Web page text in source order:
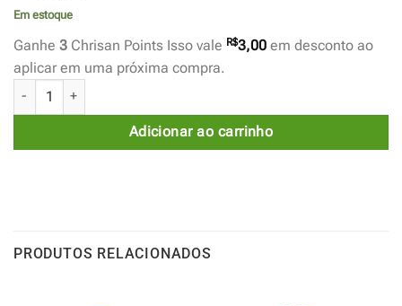
Em estoque
Ganhe 3 Chrisan Points Isso vale R$3,00 em desconto ao
aplicar em uma próxima compra.
Mapa Colecionador - UP quantidade
Adicionar ao carrinho
PRODUTOS RELACIONADOS